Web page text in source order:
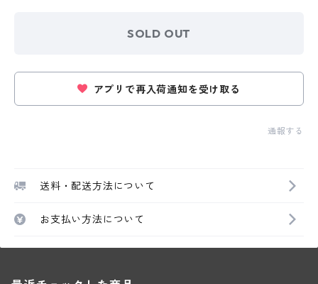
SOLD OUT
アプリで再入荷通知を受け取る
通報する
送料・配送方法について
お支払い方法について